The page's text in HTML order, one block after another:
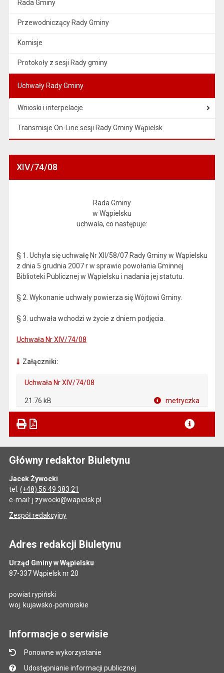
Rada Gminy
Przewodniczący Rady Gminy
Komisje
Protokoły z sesji Rady gminy
Uchwały Rady Gminy
Wnioski i interpelacje
Transmisje On-Line sesji Rady Gminy Wąpielsk
XIV/74/08
Rada Gminy
w Wąpielsku
uchwala, co następuje:
§ 1. Uchyla się uchwałę Nr XII/58/07 Rady Gminy w Wąpielsku
z dnia 5 grudnia 2007 r w sprawie powołania Gminnej
Biblioteki Publicznej w Wąpielsku i nadania jej statutu.
§ 2. Wykonanie uchwały powierza się Wójtowi Gminy.
§ 3. uchwała wchodzi w życie z dniem podjęcia.
Uchwała Nr XIV/74/08
Załączniki:
Uchwała Nr XIV/74/08
21.76 kB metryczka
Główny redaktor Biuletynu
Jacek Żywocki
tel. (+48) 56 49 383 21
e-mail: j.zywocki@wapielsk.pl
Zespół redakcyjny
Adres redakcji Biuletynu
Urząd Gminy w Wąpielsku
87-337 Wąpielsk nr 20
powiat rypiński
woj. kujawsko-pomorskie
Informacje o serwisie
Ponowne wykorzystanie
Udostępnianie informacji publicznej